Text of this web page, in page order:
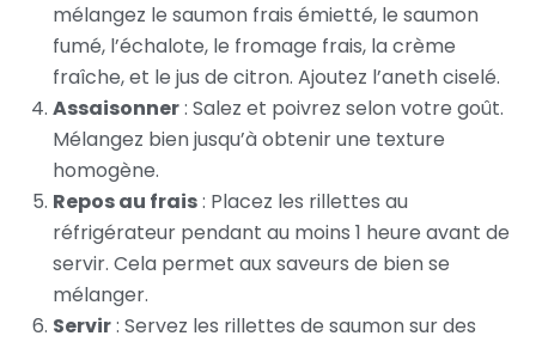
mélangez le saumon frais émietté, le saumon
fumé, l’échalote, le fromage frais, la crème
fraîche, et le jus de citron. Ajoutez l’aneth ciselé.
Assaisonner: Salez et poivrez selon votre goût.
Mélangez bien jusqu’à obtenir une texture
homogène.
Repos au frais: Placez les rillettes au
réfrigérateur pendant au moins 1 heure avant de
servir. Cela permet aux saveurs de bien se
mélanger.
Servir: Servez les rillettes de saumon sur des